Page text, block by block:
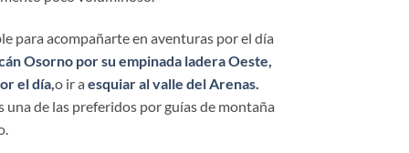
para acompañarte en aventuras por el día
Osorno por su empinada ladera Oeste,
el día, o ir a esquiar al valle del Arenas.
una de las preferidos por guías de montaña